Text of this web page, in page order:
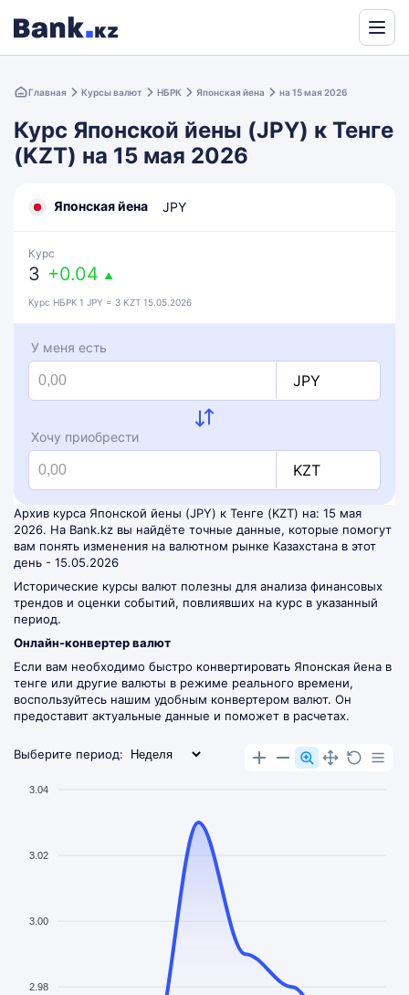
Translate
Главная Курсы валют НБРК Японская йена на 15 мая 2026
Курс Японской йены (JPY) к Тенге
(KZT) на 15 мая 2026
Японская йена JPY
Курс
3 +0.04 ▲
Курс НБРК 1 JPY = 3 KZT 15.05.2026
У меня есть
JPY
Хочу приобрести
KZT
Архив курса Японской йены (JPY) к Тенге (KZT) на: 15 мая
2026. На Bank.kz вы найдёте точные данные, которые помогут
вам понять изменения на валютном рынке Казахстана в этот
день - 15.05.2026
Исторические курсы валют полезны для анализа финансовых
трендов и оценки событий, повлиявших на курс в указанный
период.
Онлайн-конвертер валют
Если вам необходимо быстро конвертировать Японская йена в
тенге или другие валюты в режиме реального времени,
воспользуйтесь нашим удобным конвертером валют. Он
предоставит актуальные данные и поможет в расчетах.
Выберите период:
3.04
3.02
3.00
2.98